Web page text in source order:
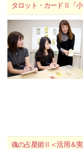
タロット・カードⅡ「
魂の占星術Ⅱ＜活用＆実